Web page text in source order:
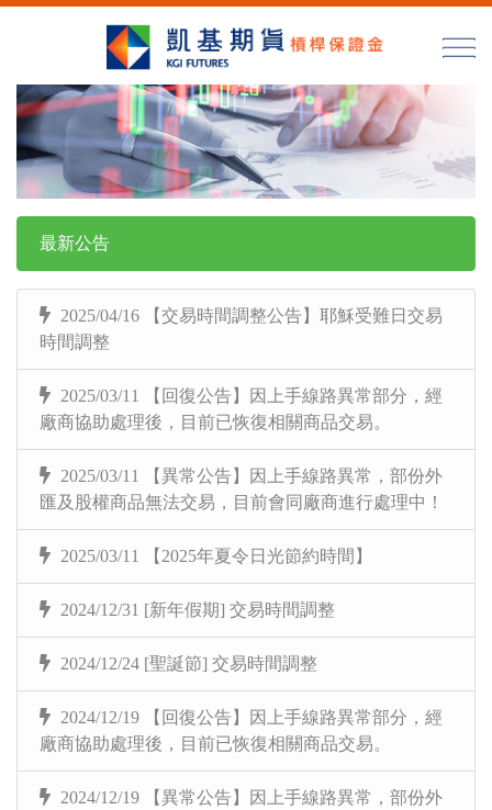
最新公告
2025/04/16 【交易時間調整公告】耶穌受難日交易
時間調整
2025/03/11 【回復公告】因上手線路異常部分，經
廠商協助處理後，目前已恢復相關商品交易。
2025/03/11 【異常公告】因上手線路異常，部份外
匯及股權商品無法交易，目前會同廠商進行處理中！
2025/03/11 【2025年夏令日光節約時間】
2024/12/31 [新年假期] 交易時間調整
2024/12/24 [聖誕節] 交易時間調整
2024/12/19 【回復公告】因上手線路異常部分，經
廠商協助處理後，目前已恢復相關商品交易。
2024/12/19 【異常公告】因上手線路異常，部份外